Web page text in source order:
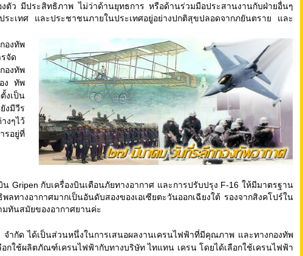
ตัว มีประสิทธิภาพ ไม่ว่าด้านยุทธการ หรือด้านร่วมมือประสานงานกับฝ่ายอื่นๆ
ะเทศ และประชาชนภายในประเทศอยู่อย่างปกติสุขปลอดจากภยันตราย และ
งทัพ
จัด
องทัพ
ง ทัพ
งเป็น
งมีวีร
งๆไว้
อยู่ที่
กับเครื่องบินเตือนภัยทางอากาศ และการปรับปรุง F-16 ให้มีมาตรฐาน
ลทางอากาศมากเป็นอันดับสองของเอเซียตะวันออกเฉียงใต้ รองจากสิงคโปร์ใน
ทันสมัยของอากาศยานค่ะ
ได้เป็นส่วนหนึ่งในการเสนอผลงานเครนไฟฟ้าที่มีคุณภาพ และทางกองทัพ
อกใช้ผลิตภัณฑ์เครนไฟฟ้ากับทางบริษัท ไทแทน เครน โดยได้เลือกใช้เครนไฟฟ้า